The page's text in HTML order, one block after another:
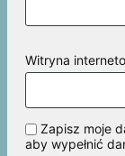
Witryna
Zapisz moje
aby wypełnić